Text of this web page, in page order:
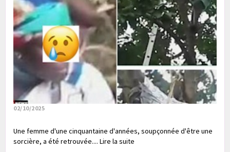
02/10/2025
Une femme d'une cinquantaine d'années, soupçonnée d'être une
sorcière, a été retrouvée.... Lire la suite